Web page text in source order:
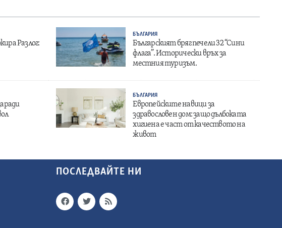
Разлог:
БЪЛГАРИЯ
Българският бряг печели 32 “Сини
флага”. Исторически връх за
местния туризъм.
БЪЛГАРИЯ
Европейските навици за
здравословен дом: защо дълбоката
хигиена е част от качеството на
живот
ПОСЛЕДВАЙТЕ НИ